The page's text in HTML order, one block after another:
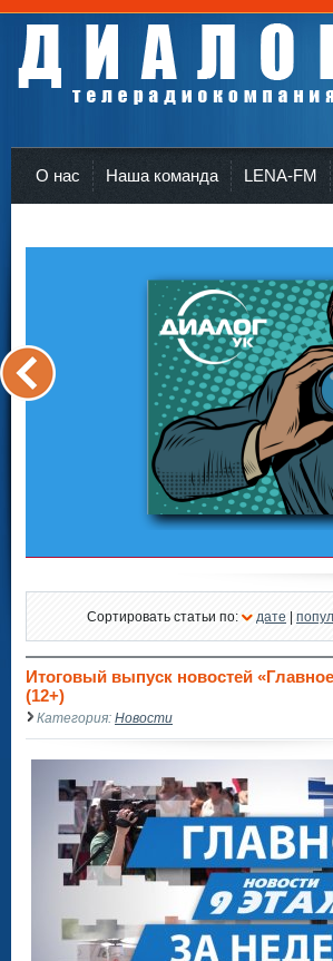
О нас Наша команда LENA-FM
Сортировать статьи по: дате |
Итоговый выпуск новостей
(12+)
Категория: Новости